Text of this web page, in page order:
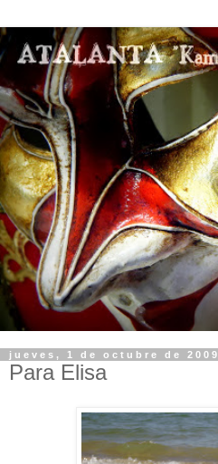
jueves, 1 de octubre de 2009
Para Elisa